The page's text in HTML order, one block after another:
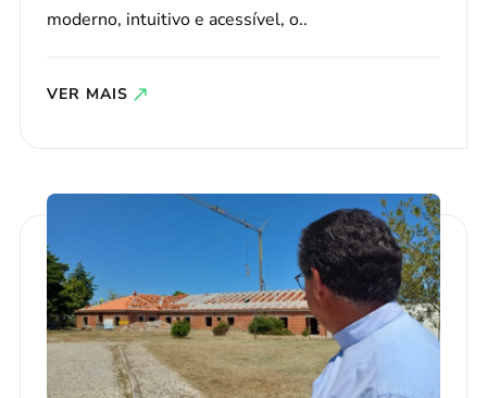
moderno, intuitivo e acessível, o..
VER MAIS